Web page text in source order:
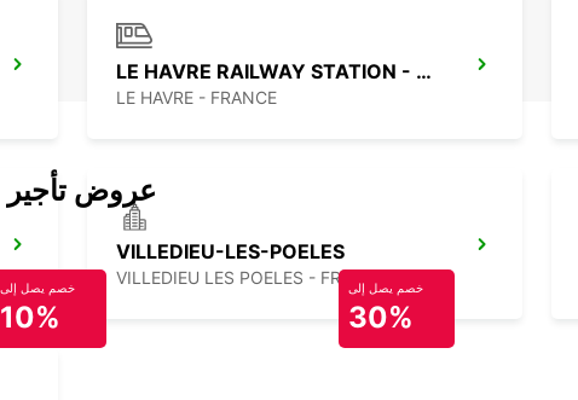
LE HAVRE RAILWAY STATION - SERVICE POINT
LE HAVRE - FRANCE
VILLEDIEU-LES-POELES
VILLEDIEU LES POELES - FRANCE
عروض تأجير
خصم يصل إلى
10%
خصم يصل إلى
30%